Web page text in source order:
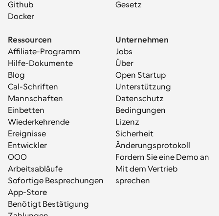
Github
Docker
Gesetz
Ressourcen
Affiliate-Programm
Hilfe-Dokumente
Blog
Cal-Schriften
Mannschaften
Einbetten
Wiederkehrende
Ereignisse
Entwickler
OOO
Arbeitsabläufe
Sofortige Besprechungen
App-Store
Benötigt Bestätigung
Unternehmen
Jobs
Über
Open Startup
Unterstützung
Datenschutz
Bedingungen
Lizenz
Sicherheit
Änderungsprotokoll
Fordern Sie eine Demo an
Mit dem Vertrieb
sprechen